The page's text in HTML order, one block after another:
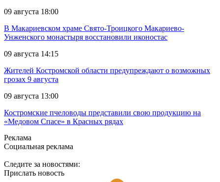
09 августа 18:00
В Макариевском храме Свято-Троицкого Макариево-
Унженского монастыря восстановили иконостас
09 августа 14:15
Жителей Костромской области предупреждают о возможных
грозах 9 августа
09 августа 13:00
Костромские пчеловоды представили свою продукцию на
«Медовом Спасе» в Красных рядах
Реклама
Социальная реклама
Следите за новостями:
Прислать новость